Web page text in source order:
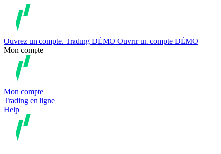
Ouvrez un compte. Trading DÉMO Ouvrir un compte DÉMO
Mon compte
Mon compte
Trading en ligne
Help